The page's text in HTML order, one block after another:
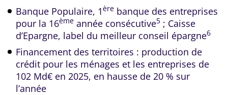
Banque Populaire, 1ère banque des entreprises
pour la 16ème année consécutive5 ; Caisse
d’Epargne, label du meilleur conseil épargne6
Financement des territoires : production de
crédit pour les ménages et les entreprises de
102 Md€ en 2025, en hausse de 20 % sur
l’année